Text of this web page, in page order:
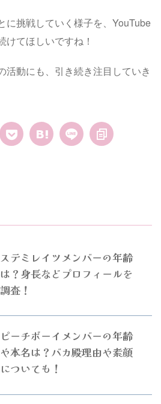
に挑戦していく様子を、YouTube
けてほしいですね！
活動にも、引き続き注目していき
ステミレイツメンバーの年齢
は？身長などプロフィールを
調査！
ピーチボーイメンバーの年齢
や本名は？バカ殿理由や素顔
についても！